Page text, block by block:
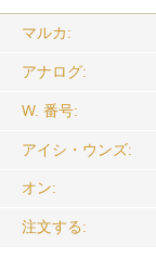
マルカ:
アナログ:
W. 番号:
アイシ・ウンズ:
オン:
注文する: